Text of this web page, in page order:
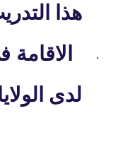
هذا
·
لدى